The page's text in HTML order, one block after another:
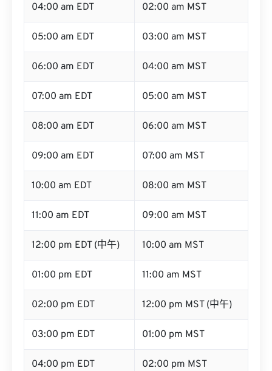
04:00 am EDT 02:00 am MST
05:00 am EDT 03:00 am MST
06:00 am EDT 04:00 am MST
07:00 am EDT 05:00 am MST
08:00 am EDT 06:00 am MST
09:00 am EDT 07:00 am MST
10:00 am EDT 08:00 am MST
11:00 am EDT 09:00 am MST
12:00 pm EDT (中午) 10:00 am MST
01:00 pm EDT 11:00 am MST
02:00 pm EDT 12:00 pm MST (中午)
03:00 pm EDT 01:00 pm MST
04:00 pm EDT 02:00 pm MST